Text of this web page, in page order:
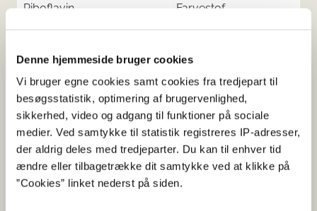
Denne hjemmeside bruger cookies
Vi bruger egne cookies samt cookies fra tredjepart til
besøgsstatistik, optimering af brugervenlighed,
sikkerhed, video og adgang til funktioner på sociale
medier. Ved samtykke til statistik registreres IP-adresser,
der aldrig deles med tredjeparter. Du kan til enhver tid
ændre eller tilbagetrække dit samtykke ved at klikke på
”Cookies” linket nederst på siden.
Riboflavin
Farvestof
Sorbitol
Fyldemiddel
Her kan du finde detaljerede
oplysninger om det kosttilskud,
du har søgt på
Informationerne er angivet af den virksomhed, der har